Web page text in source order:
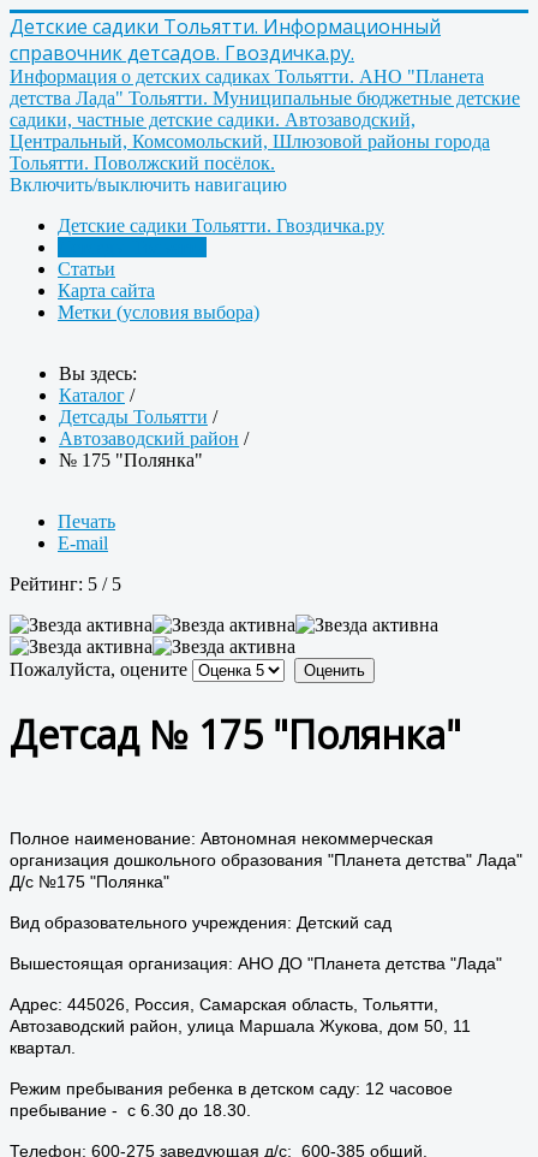
Детские садики Тольятти. Информационный
справочник детсадов. Гвоздичка.ру.
Информация о детских садиках Тольятти. АНО "Планета
детства Лада" Тольятти. Муниципальные бюджетные детские
садики, частные детские садики. Автозаводский,
Центральный, Комсомольский, Шлюзовой районы города
Тольятти. Поволжский посёлок.
Включить/выключить навигацию
Детские садики Тольятти. Гвоздичка.ру
Статьи
Карта сайта
Метки (условия выбора)
Вы здесь:
Каталог /
Детсады Тольятти /
Автозаводский район /
№ 175 "Полянка"
Печать
E-mail
Рейтинг: 5 / 5
Пожалуйста, оцените
Детсад № 175 "Полянка"
Полное наименование: Автономная некоммерческая
организация дошкольного образования "Планета детства" Лада"
Д/с №175 "Полянка"
Вид образовательного учреждения: Детский сад
Вышестоящая организация: АНО ДО "Планета детства "Лада"
Адрес: 445026, Россия, Самарская область, Тольятти,
Автозаводский район, улица Маршала Жукова, дом 50, 11
квартал.
Режим пребывания ребенка в детском саду: 12 часовое
пребывание - с 6.30 до 18.30.
Телефон: 600-275 заведующая д/с; 600-385 общий.